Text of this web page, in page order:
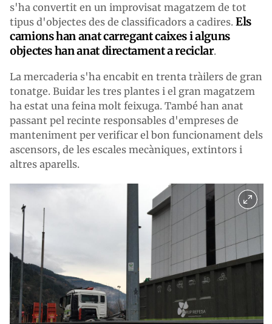
s'ha convertit en un improvisat magatzem de tot
tipus d'objectes des de classificadors a cadires. Els
camions han anat carregant caixes i alguns
objectes han anat directament a reciclar.
La mercaderia s'ha encabit en trenta tràilers de gran
tonatge. Buidar les tres plantes i el gran magatzem
ha estat una feina molt feixuga. També han anat
passant pel recinte responsables d'empreses de
manteniment per verificar el bon funcionament dels
ascensors, de les escales mecàniques, extintors i
altres aparells.